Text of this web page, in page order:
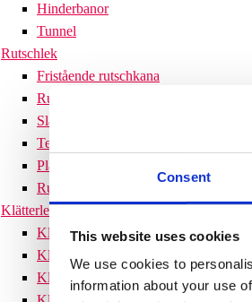
Consent
This website uses cookies
We use cookies to
information about your use
Hinderbanor
Tunnel
Rutschlek
Fristående rutschkana
Rutschkanor till lekställningar
Släntrutschkana
Terrängtrappor
Plattformar
Rutschlek tillbehör
Klätterlek
Klätterställningar
Klätterställning med rutschkana
Klätternät